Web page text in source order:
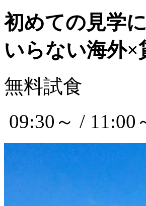
初めての見学
いらない海外
無料試食
09:30～ / 11:00